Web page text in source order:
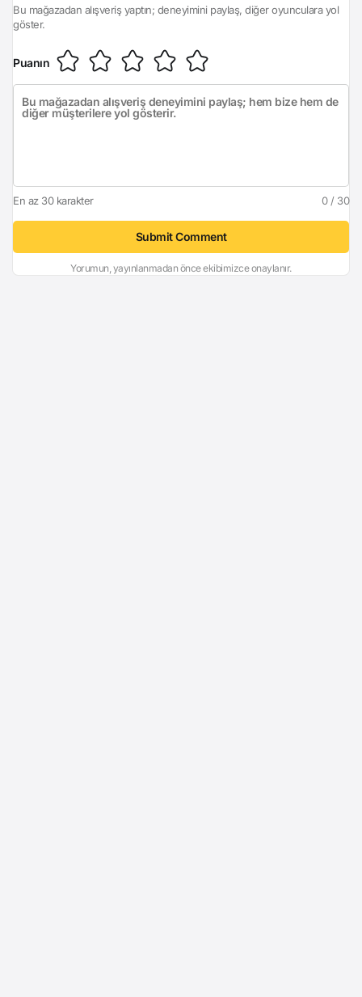
Bu mağazadan alışveriş yaptın; deneyimini paylaş, diğer oyunculara yol
göster.
Puanın
En az 30 karakter 0 / 30
Submit Comment
Yorumun, yayınlanmadan önce ekibimizce onaylanır.